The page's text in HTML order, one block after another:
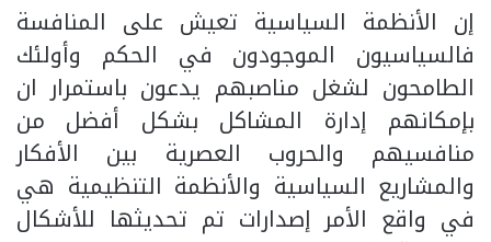
إن الأنظمة السياسية تعيش على المنافسة
فالسياسيون الموجودون في الحكم وأولئك
الطامحون لشغل مناصبهم يدعون باستمرار ان
بإمكانهم إدارة المشاكل بشكل أفضل من
منافسيهم والحروب العصرية بين الأفكار
والمشاريع السياسية والأنظمة التنظيمية هي
في واقع الأمر إصدارات تم تحديثها للأشكال